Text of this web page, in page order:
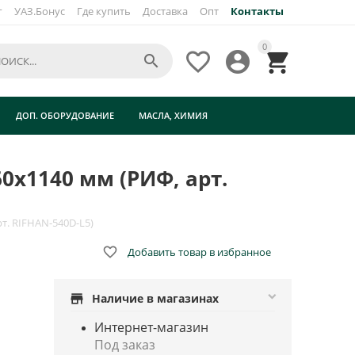
УАЗ.Бонус Где купить Доставка Опт Контакты
0




ДОП. ОБОРУДОВАНИЕ МАСЛА, ХИМИЯ
мм (РИФ, арт.
RIFHAN-540D-L5)
 Добавить товар в избранное
store Наличие в магазинах
Интернет-магазин
Под заказ